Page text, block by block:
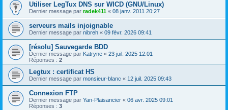
Utiliser LegTux DNS sur WICD (GNU/Linux)
Dernier message par radek411 « 08 janv. 2011 20:27
serveurs mails injoignable
Dernier message par nibreh « 09 févr. 2026 09:41
[résolu] Sauvegarde BDD
Dernier message par Katryne « 23 juil. 2025 12:01
Réponses : 2
Legtux : certificat HS
Dernier message par monsieur-blanc « 12 juil. 2025 09:43
Connexion FTP
Dernier message par Yan-Plaisancier « 06 avr. 2025 09:01
Réponses : 3